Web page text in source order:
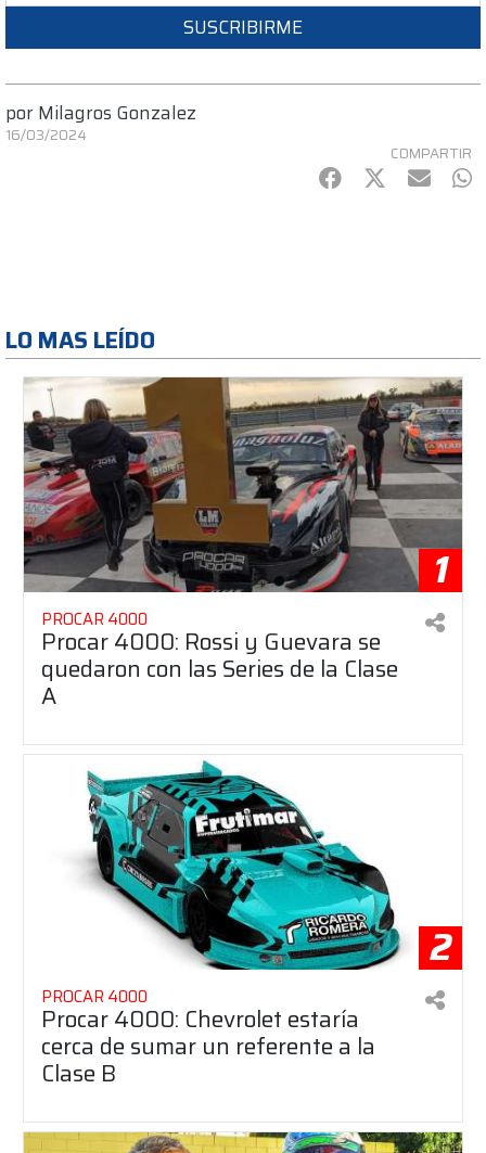
SUSCRIBIRME
por Milagros Gonzalez
16/03/2024
COMPARTIR
Facebook
Twitter
mail
LO MAS LEÍDO
1
PROCAR 4000
Procar 4000: Rossi y Guevara se
quedaron con las Series de la Clase
A
2
PROCAR 4000
Procar 4000: Chevrolet estaría
cerca de sumar un referente a la
Clase B